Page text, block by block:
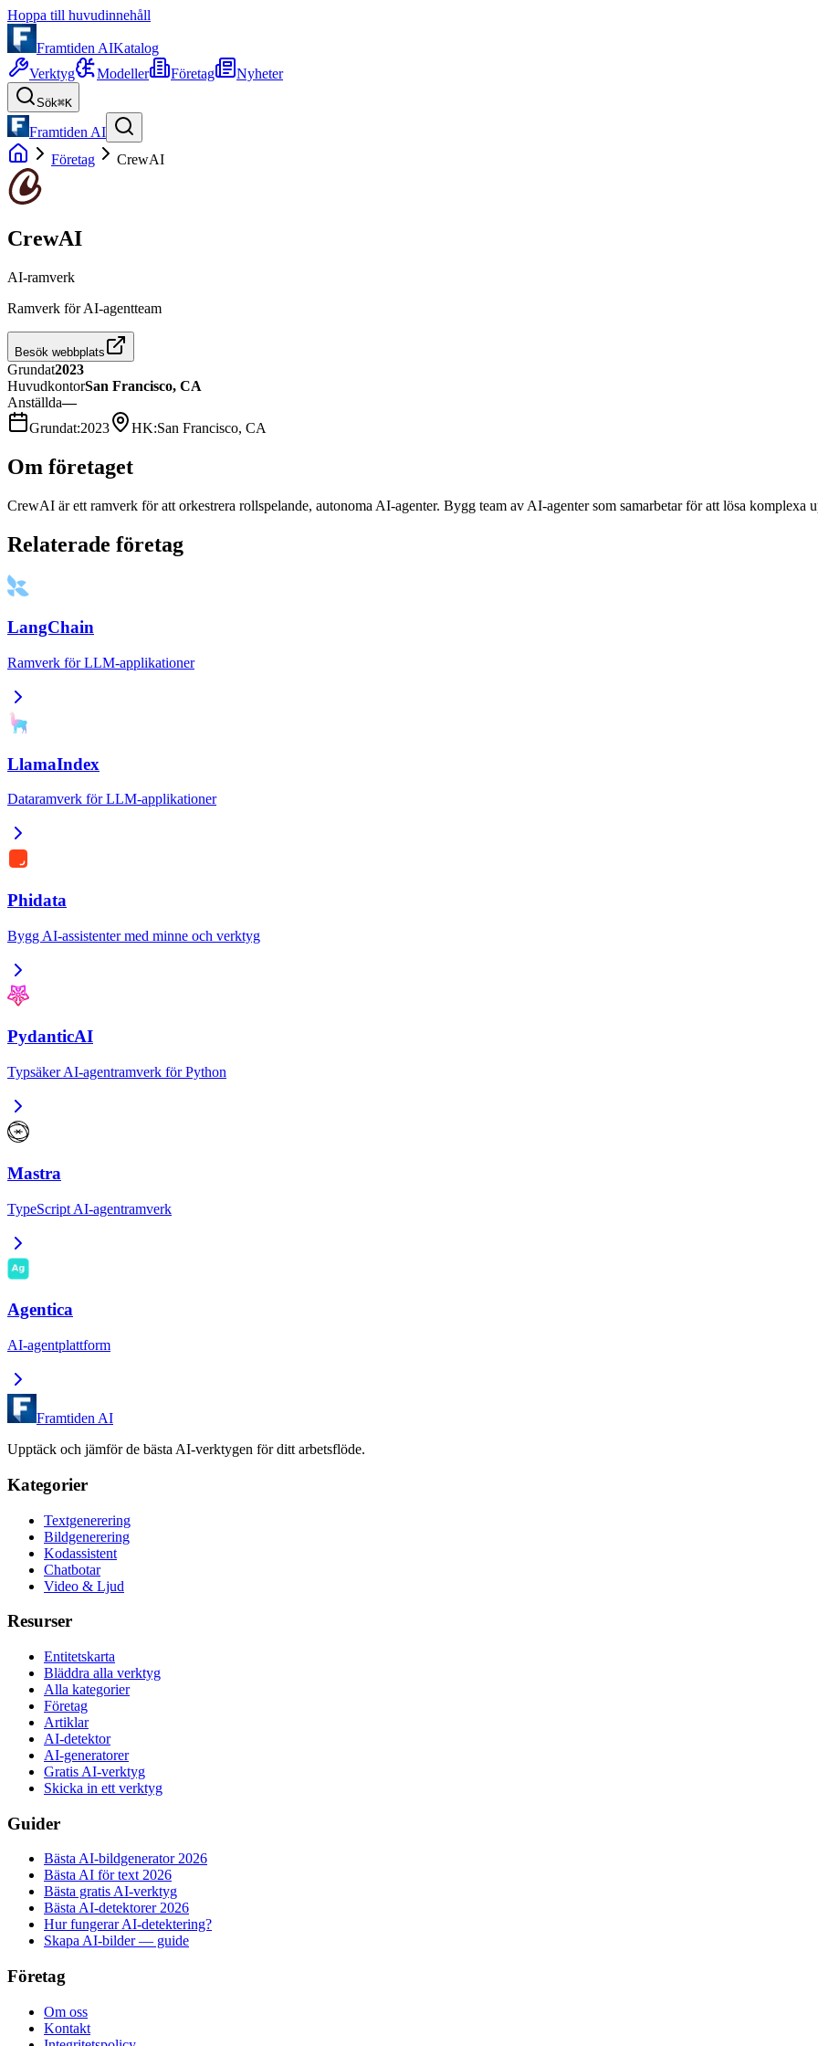
Hoppa till huvudinnehåll
Framtiden AIKatalog
Verktyg
Modeller Företag Nyheter
Sök⌘K
Framtiden AI
Företag
CrewAI
CrewAI
AI-ramverk
Ramverk för AI-agentteam
Besök webbplats
Grundat2023
HuvudkontorSan Francisco, CA
Anställda—
Grundat:2023 HK:San Francisco, CA
Om företaget
CrewAI är ett ramverk för att orkestrera rollspelande, autonoma AI-agenter. Bygg team av AI-agenter som samarbetar för att lösa komplexa
Relaterade företag
LangChain
Ramverk för LLM-applikationer
LlamaIndex
Dataramverk för LLM-applikationer
Phidata
Bygg AI-assistenter med minne och verktyg
PydanticAI
Typsäker AI-agentramverk för Python
Mastra
TypeScript AI-agentramverk
Agentica
AI-agentplattform
Framtiden AI
Upptäck och jämför de bästa AI-verktygen för ditt arbetsflöde.
Kategorier
Textgenerering
Bildgenerering
Kodassistent
Chatbotar
Video & Ljud
Resurser
Entitetskarta
Bläddra alla verktyg
Alla kategorier
Företag
Artiklar
AI-detektor
AI-generatorer
Gratis AI-verktyg
Skicka in ett verktyg
Guider
Bästa AI-bildgenerator 2026
Bästa AI för text 2026
Bästa gratis AI-verktyg
Bästa AI-detektorer 2026
Hur fungerar AI-detektering?
Skapa AI-bilder — guide
Företag
Om oss
Kontakt